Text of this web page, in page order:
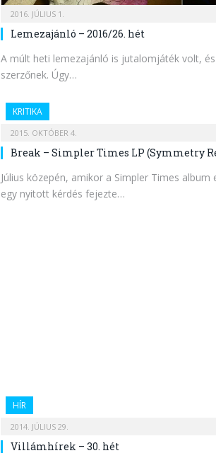
2016. JÚLIUS 1.
Lemezajánló – 2016/26. hét
A múlt heti lemezajánló is jutalomjáték volt,
szerzőnek. Úgy…
KRITIKA
2015. OKTÓBER 4.
Break – Simpler Times LP (Symmetry
Július közepén, amikor a Simpler Times
egy nyitott kérdés fejezte…
HÍR
2014. JÚLIUS 29.
Villámhírek – 30. hét